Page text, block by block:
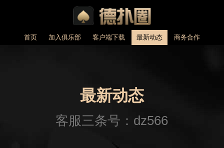
首页 加入俱乐部 客户端下载 最新动态 商务合作
最新动态
客服三条号：dz566